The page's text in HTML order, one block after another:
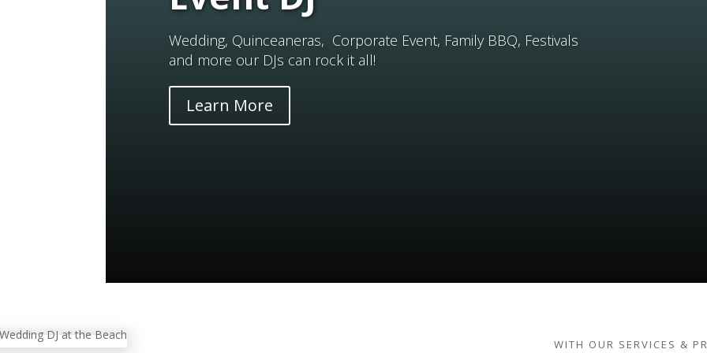
Wedding, Quinceaneras, Corporate Event, Family BBQ, Festivals
and more our DJs can rock it all!
Learn More
WITH OUR SERVICES &